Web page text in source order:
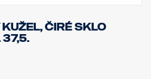
čiré sklo